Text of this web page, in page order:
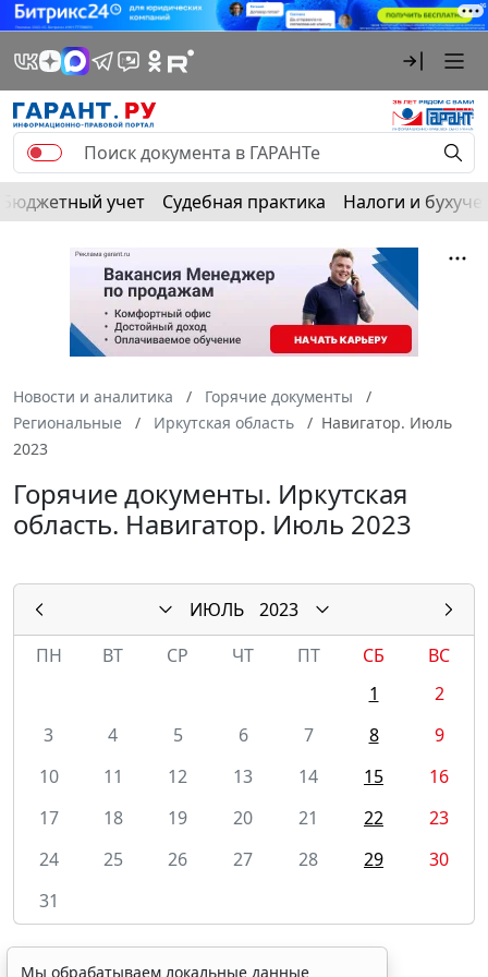
Бюджетный учет Судебная практика Налоги и
Новости и аналитика
Горячие документы
Региональные
Иркутская область
Навигатор. Июль
2023
Горячие документы. Иркутская
область. Навигатор. Июль 2023
ИЮЛЬ
2023
ПН
ВТ СР ЧТ ПТ СБ
ВС
1
2
3
4 5 6 7 8
9
10
11 12 13 14 15
16
17
18 19 20 21 22
23
24
25 26 27 28 29
30
31
Мы обрабатываем локальные данные